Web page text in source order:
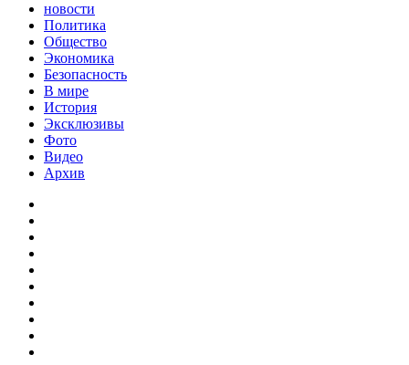
новости
Политика
Общество
Экономика
Безопасность
В мире
История
Эксклюзивы
Фото
Видео
Архив